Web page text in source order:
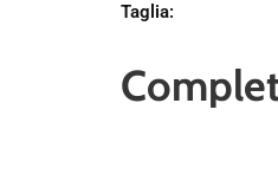
Taglia: